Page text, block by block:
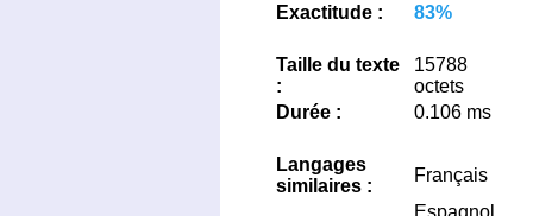
Exactitude :
83%
Taille du texte
:
15788
octets
Durée :
0.106 ms
Langages
similaires :
Français
Espagnol